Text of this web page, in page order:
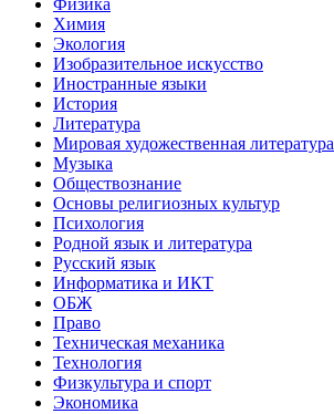
Физика
Химия
Экология
Изобразительное искусство
Иностранные языки
История
Литература
Мировая художественная литература
Музыка
Обществознание
Основы религиозных культур
Психология
Родной язык и литература
Русский язык
Информатика и ИКТ
ОБЖ
Право
Техническая механика
Технология
Физкультура и спорт
Экономика